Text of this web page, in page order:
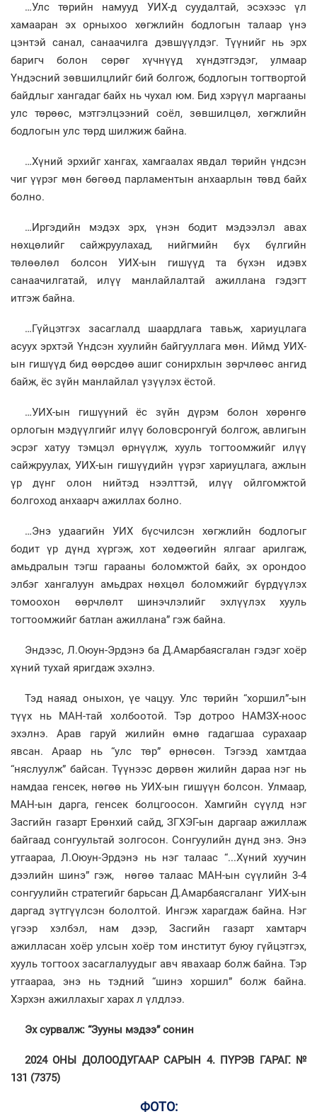
…Улс төрийн намууд УИХ-д суудалтай, эсэхээс үл
хамааран эх орныхоо хөгжлийн бодлогын талаар үнэ
цэнтэй санал, санаачилга дэвшүүлдэг. Түүнийг нь эрх
баригч болон сөрөг хүчнүүд хүндэтгэдэг, улмаар
Үндэсний зөвшилцлийг бий болгож, бодлогын тогтвортой
байдлыг хангадаг байх нь чухал юм. Бид хэрүүл маргааны
улс төрөөс, мэтгэлцээний соёл, зөвшилцөл, хөгжлийн
бодлогын улс төрд шилжиж байна.
…Хүний эрхийг хангах, хамгаалах явдал төрийн үндсэн
чиг үүрэг мөн бөгөөд парламентын анхаарлын төвд байх
болно.
…Иргэдийн мэдэх эрх, үнэн бодит мэдээлэл авах
нөхцөлийг сайжруулахад, нийгмийн бүх бүлгийн
төлөөлөл болсон УИХ-ын гишүүд та бүхэн идэвх
санаачилгатай, илүү манлайлалтай ажиллана гэдэгт
итгэж байна.
…Гүйцэтгэх засаглалд шаардлага тавьж, хариуцлага
асуух эрхтэй Үндсэн хуулийн байгууллага мөн. Иймд УИХ-
ын гишүүд бид өөрсдөө ашиг сонирхлын зөрчлөөс ангид
байж, ёс зүйн манлайлал үзүүлэх ёстой.
…УИХ-ын гишүүний ёс зүйн дүрэм болон хөрөнгө
орлогын мэдүүлгийг илүү боловсронгуй болгож, авлигын
эсрэг хатуу тэмцэл өрнүүлж, хууль тогтоомжийг илүү
сайжруулах, УИХ-ын гишүүдийн үүрэг хариуцлага, ажлын
үр дүнг олон нийтэд нээлттэй, илүү ойлгомжтой
болгоход анхаарч ажиллах болно.
…Энэ удаагийн УИХ бүсчилсэн хөгжлийн бодлогыг
бодит үр дүнд хүргэж, хот хөдөөгийн ялгааг арилгаж,
амьдралын тэгш гарааны боломжтой байх, эх орондоо
элбэг хангалуун амьдрах нөхцөл боломжийг бүрдүүлэх
томоохон өөрчлөлт шинэчлэлийг эхлүүлэх хууль
тогтоомжийг батлан ажиллана” гэж байна.
Эндээс, Л.Оюун-Эрдэнэ ба Д.Амарбаясгалан гэдэг хоёр
хүний тухай яригдаж эхэлнэ.
Тэд наяад оныхон, үе чацуу. Улс төрийн “хоршил”-ын
түүх нь МАН-тай холбоотой. Тэр дотроо НАМЗХ-ноос
эхэлнэ. Арав гаруй жилийн өмнө гадагшаа сурахаар
явсан. Араар нь “улс төр” өрнөсөн. Тэгээд хамтдаа
“няслуулж” байсан. Түүнээс дөрвөн жилийн дараа нэг нь
намдаа генсек, нөгөө нь УИХ-ын гишүүн болсон. Улмаар,
МАН-ын дарга, генсек болцгоосон. Хамгийн сүүлд нэг
Засгийн газарт Ерөнхий сайд, ЗГХЭГ-ын даргаар ажиллаж
байгаад сонгуультай золгосон. Сонгуулийн дүнд энэ. Энэ
утгаараа, Л.Оюун-Эрдэнэ нь нэг талаас “...Хүний хуучин
дээлийн шинэ” гэж, нөгөө талаас МАН-ын сүүлийн 3-4
сонгуулийн стратегийг барьсан Д.Амарбаясгаланг УИХ-ын
даргад зүтгүүлсэн бололтой. Ингэж харагдаж байна. Нэг
үгээр хэлбэл, нам дээр, Засгийн газарт хамтарч
ажилласан хоёр улсын хоёр том институт буюу гүйцэтгэх,
хууль тогтоох засаглалуудыг авч явахаар болж байна. Тэр
утгаараа, энэ нь тэдний “шинэ хоршил” болж байна.
Хэрхэн ажиллахыг харах л үлдлээ.
Эх сурвалж: “Зууны мэдээ” сонин
2024 ОНЫ ДОЛООДУГААР САРЫН 4. ПҮРЭВ ГАРАГ. №
131 (7375)
ФОТО: